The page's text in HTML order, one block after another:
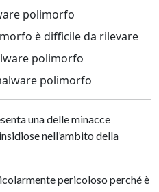
polimorfo
è difficile da rilevare
polimorfo
polimorfo
una delle minacce
nell’ambito della
pericoloso perché è